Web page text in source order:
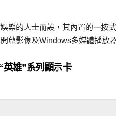
樂的人士而設，其內置的一按
啟影像及Windows多媒體播放
雄”系列顯示卡